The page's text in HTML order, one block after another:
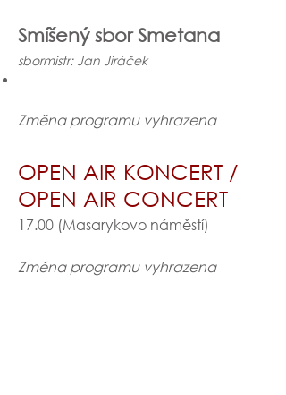
Smíšený sbor Smetana
sbormistr: Jan Jiráček
Změna programu vyhrazena
OPEN AIR KONCERT /
OPEN AIR CONCERT
17.00 (Masarykovo náměstí)
Změna programu vyhrazena